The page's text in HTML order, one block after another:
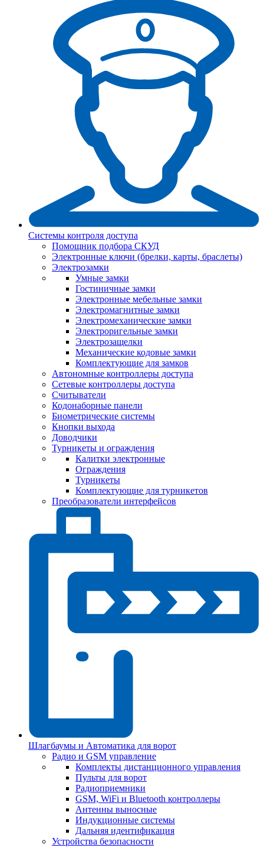
Системы контроля доступа
Помощник подбора СКУД
Электронные ключи (брелки, карты, браслеты)
Электрозамки
Умные замки
Гостиничные замки
Электронные мебельные замки
Электромагнитные замки
Электромеханические замки
Электроригельные замки
Электрозащелки
Механические кодовые замки
Комплектующие для замков
Автономные контроллеры доступа
Сетевые контроллеры доступа
Считыватели
Кодонаборные панели
Биометрические системы
Кнопки выхода
Доводчики
Турникеты и ограждения
Калитки электронные
Ограждения
Турникеты
Комплектующие для турникетов
Преобразователи интерфейсов
Шлагбаумы и Автоматика для ворот
Радио и GSM управление
Комплекты дистанционного управления
Пульты для ворот
Радиоприемники
GSM, WiFi и Bluetooth контроллеры
Антенны выносные
Индукционные системы
Дальняя идентификация
Устройства безопасности